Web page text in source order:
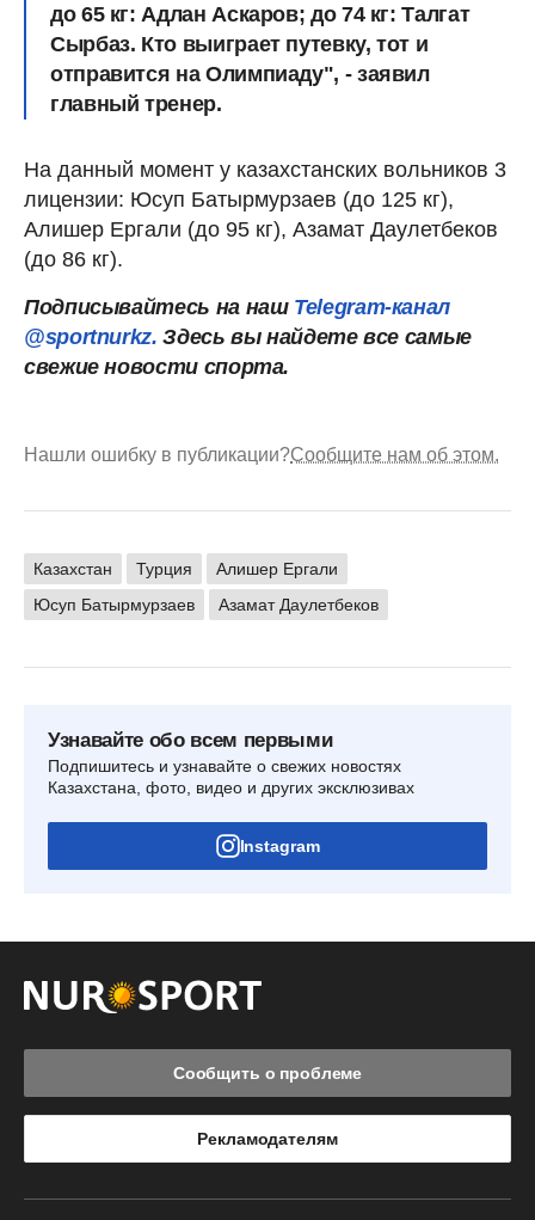
до 65 кг: Адлан Аскаров; до 74 кг: Талгат
Сырбаз. Кто выиграет путевку, тот и
отправится на Олимпиаду", - заявил
главный тренер.
На данный момент у казахстанских вольников 3
лицензии: Юсуп Батырмурзаев (до 125 кг),
Алишер Ергали (до 95 кг), Азамат Даулетбеков
(до 86 кг).
Подписывайтесь на наш Telegram-канал
@sportnurkz. Здесь вы найдете все самые
свежие новости спорта.
Нашли ошибку в публикации?Сообщите нам об этом.
Казахстан Турция
Алишер Ергали
Юсуп Батырмурзаев
Азамат Даулетбеков
Узнавайте обо всем первыми
Подпишитесь и узнавайте о свежих новостях
Казахстана, фото, видео и других эксклюзивах
Instagram
Сообщить о проблеме
Рекламодателям